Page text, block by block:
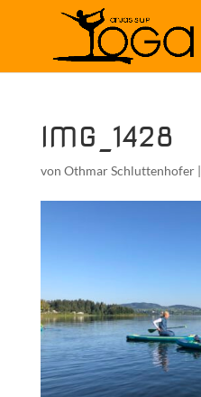
IMG_1428
von Othmar Schluttenhofer|